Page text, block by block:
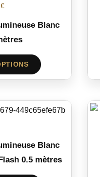
Blanc
Blanc
0.5 mètres